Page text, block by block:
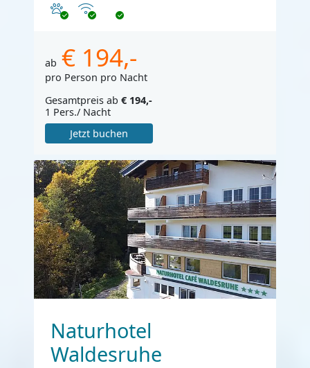
Haustiere erlaubt
Internet
ab € 194,-
pro Person pro Nacht
Gesamtpreis ab € 194,-
1 Pers./ Nacht
Jetzt buchen
Naturhotel
Waldesruhe